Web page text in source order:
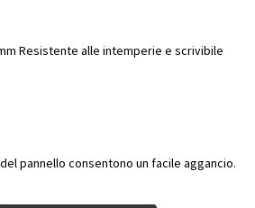
Resistente alle intemperie e scrivibile
pannello consentono un facile aggancio.